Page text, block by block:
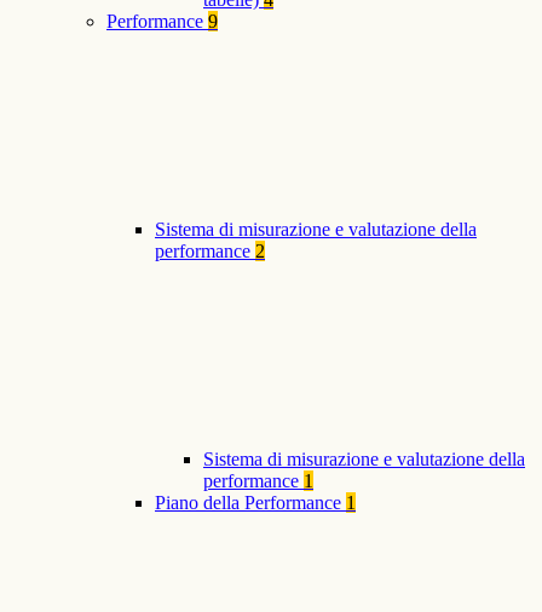
Performance 9
Sistema di misurazione e valutazione della
performance 2
Sistema di misurazione e valutazione della
performance 1
Piano della Performance 1